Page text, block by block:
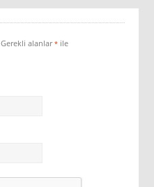
Gerekli alanlar* ile